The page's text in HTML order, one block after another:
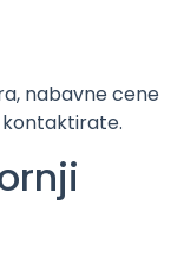
nabavne cene
kontaktirate.